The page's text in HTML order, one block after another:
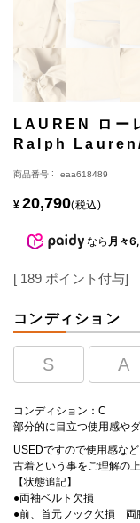
LAUREN ロー
Ralph Lauren/
商品番号 eaa618489
¥ 20,790 税込
なら 月々
[ 189 ポイント付与]
コンディション
S A
コンディション：C
部分的に目立つ使用感や
USEDですので使用感な
古着という事をご理解の
【状態追記】
●両袖ベルト欠損
●前、首元フック欠損 両